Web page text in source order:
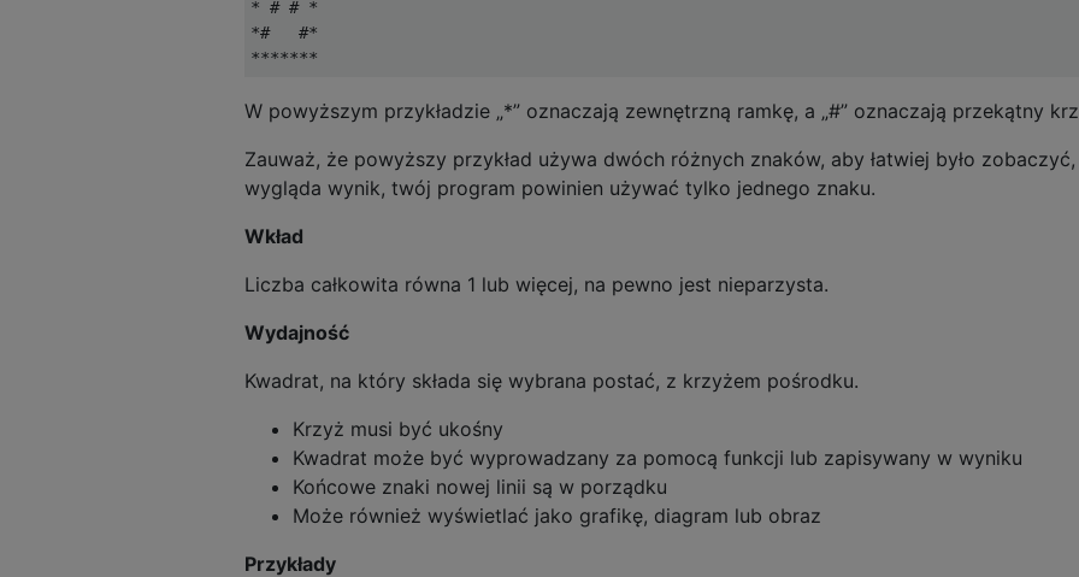
* # # *
*#   #*
W powyższym przykładzie „*” oznaczają zewnętrzną ramkę, a „#” oznaczają przekątny
Zauważ, że powyższy przykład używa dwóch różnych znaków, aby łatwiej było
wygląda wynik, twój program powinien używać tylko jednego znaku.
Wkład
Liczba całkowita równa 1 lub więcej, na pewno jest nieparzysta.
Wydajność
Kwadrat, na który składa się wybrana postać, z krzyżem pośrodku.
Krzyż musi być ukośny
Kwadrat może być wyprowadzany za pomocą funkcji lub zapisywany w wyniku
Końcowe znaki nowej linii są w porządku
Może również wyświetlać jako grafikę, diagram lub obraz
Przykłady